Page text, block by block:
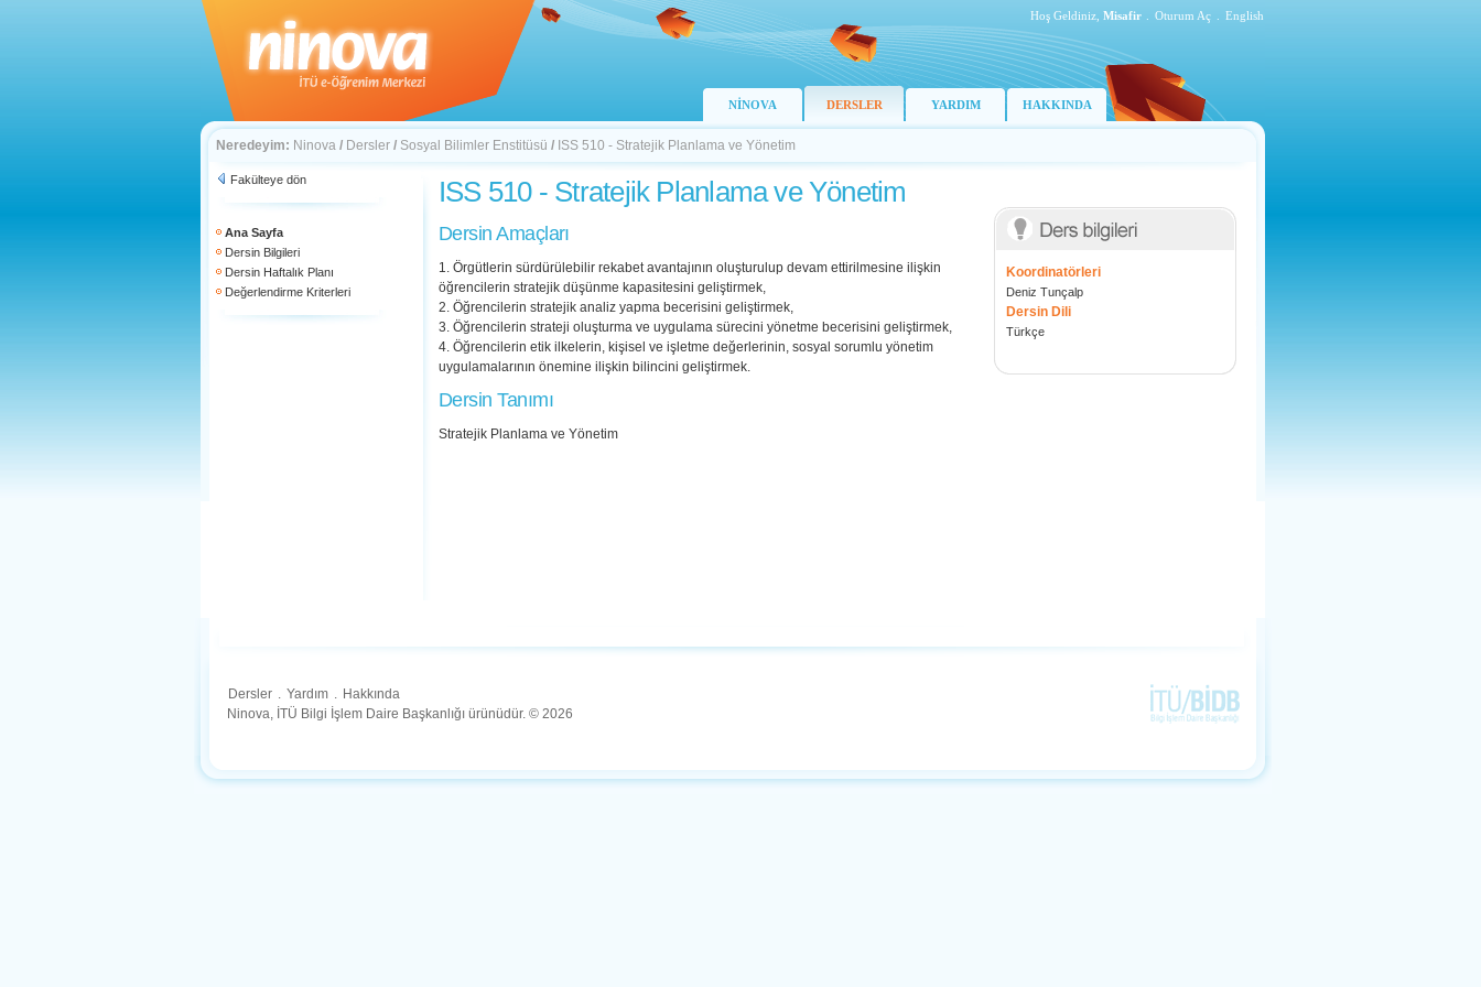
Hoş Geldiniz, Misafir Oturum Aç English
NİNOVA DERSLER YARDIM HAKKINDA
Neredeyim: Ninova / Dersler / Sosyal Bilimler Enstitüsü / ISS 510 - Stratejik Planlama ve Yönetim
Fakülteye dön
Ana Sayfa
Dersin Bilgileri
Dersin Haftalık Planı
Değerlendirme Kriterleri
ISS 510 - Stratejik Planlama ve Yönetim
Dersin Amaçları
1. Örgütlerin sürdürülebilir rekabet avantajının oluşturulup devam ettirilmesine ilişkin
öğrencilerin stratejik düşünme kapasitesini geliştirmek,
2. Öğrencilerin stratejik analiz yapma becerisini geliştirmek,
3. Öğrencilerin strateji oluşturma ve uygulama sürecini yönetme becerisini geliştirmek,
4. Öğrencilerin etik ilkelerin, kişisel ve işletme değerlerinin, sosyal sorumlu yönetim
uygulamalarının önemine ilişkin bilincini geliştirmek.
Dersin Tanımı
Stratejik Planlama ve Yönetim
Koordinatörleri
Deniz Tunçalp
Dersin Dili
Türkçe
Dersler . Yardım . Hakkında
Ninova, İTÜ Bilgi İşlem Daire Başkanlığı ürünüdür. © 2026